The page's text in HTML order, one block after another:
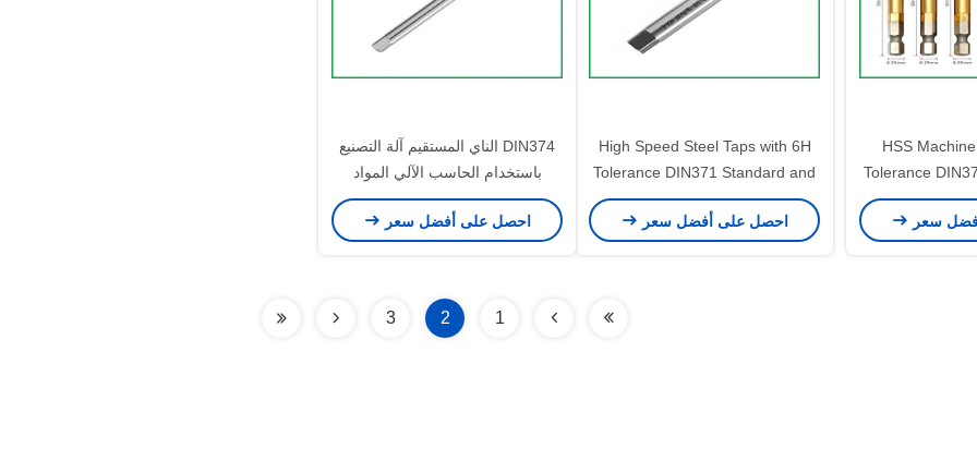
HSS
Tolerance
H1 H2 H3 H4
سعر
High Speed Steel Taps with 6H
Tolerance DIN371 Standard and
Precision H1-H4 for Nut Tapping
احصل على أفضل سعر
DIN374 الناي المستقيم آلة التصنيع
باستخدام الحاسب الآلي المواد
الصلبة 80 مم M6 * 0.5 HSS آلة
الصنابير
احصل على أفضل سعر
1
2
3